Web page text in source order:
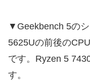
▼Geekbench 5の
5625Uの前後の
です。Ryzen 5
す。